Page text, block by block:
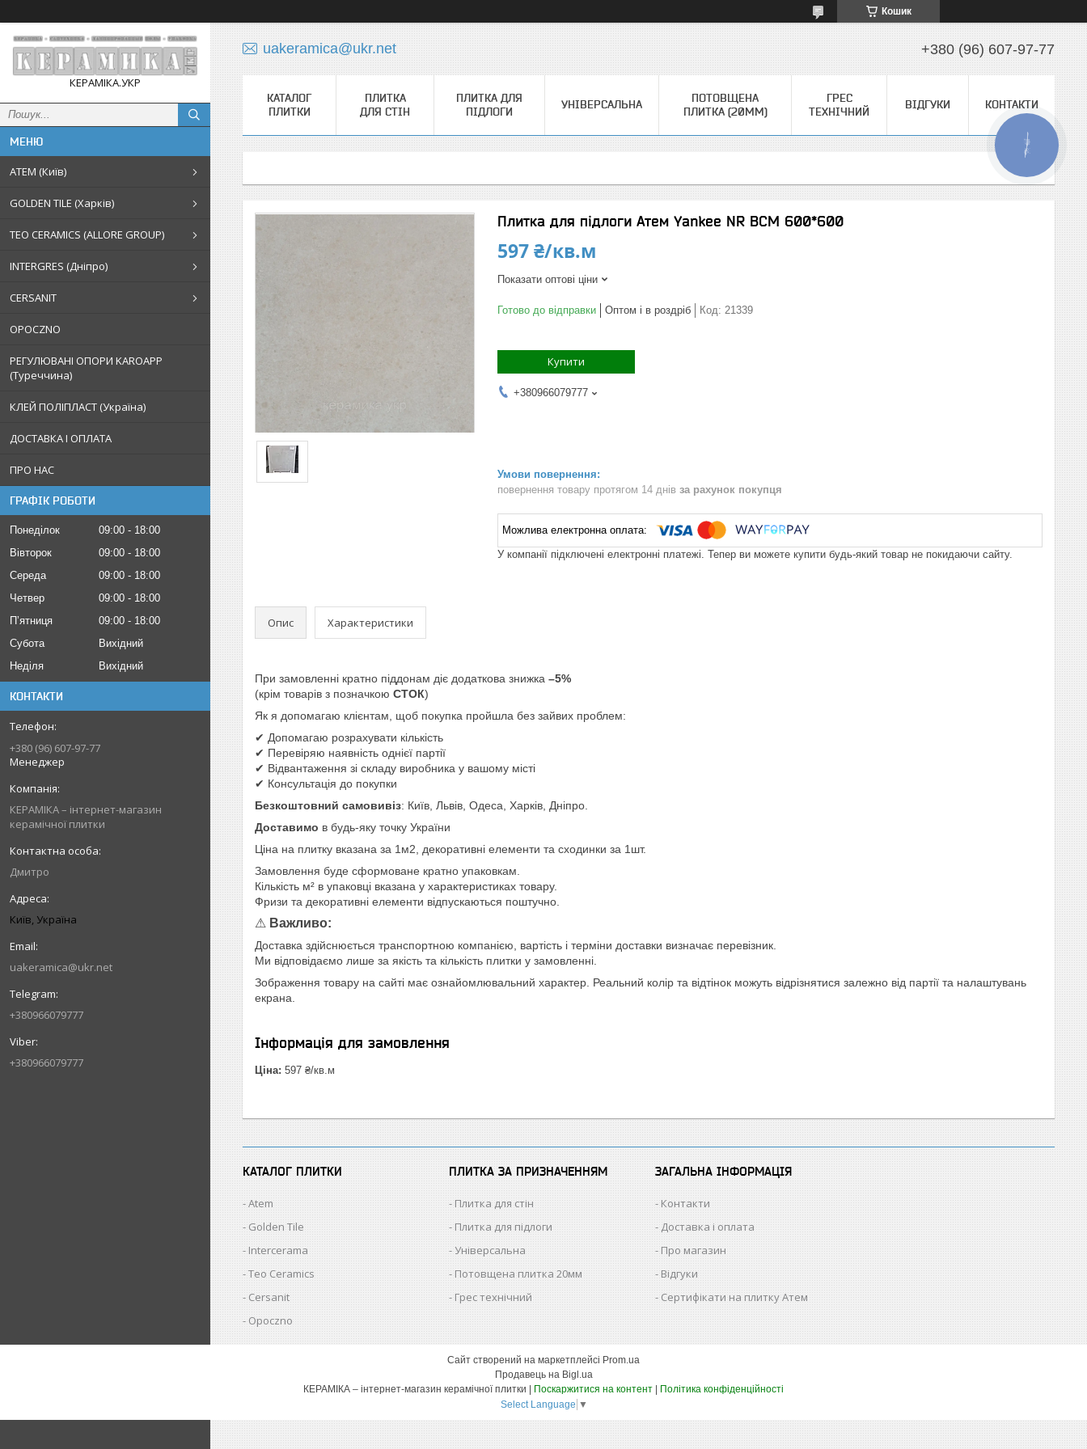
Кошик
КЕРАМІКА.УКР
АТЕМ (Київ)
GOLDEN TILE (Харків)
TEO CERAMICS (ALLORE GROUP)
INTERGRES (Дніпро)
CERSANIT
OPOCZNO
РЕГУЛЮВАНІ ОПОРИ KAROAPP
(Туреччина)
КЛЕЙ ПОЛІПЛАСТ (Україна)
ДОСТАВКА І ОПЛАТА
ПРО НАС
ГРАФІК РОБОТИ
Понеділок 09:00
18:00
Вівторок
09:00
18:00
Середа
09:00
18:00
Четвер
09:00
18:00
Пʼятниця
09:00
18:00
Субота
Вихідний
Неділя
Вихідний
КОНТАКТИ
+380 (96) 607-97-77
Менеджер
КЕРАМІКА – інтернет-магазин
керамічної плитки
Дмитро
Київ, Україна
uakeramica@ukr.net
+380966079777
+380966079777
uakeramica@ukr.net +380 (96) 607-97-77
КАТАЛОГ
ПЛИТКИ
ПЛИТКА
ДЛЯ СТІН
ПЛИТКА ДЛЯ
ПІДЛОГИ
УНІВЕРСАЛЬНА
ПОТОВЩЕНА
ПЛИТКА (20ММ)
ГРЕС
ТЕХНІЧНИЙ
ВІДГУКИ КОНТАКТИ
Плитка для підлоги Атем Yankee NR BCM 600*600
597 ₴/кв.м
Показати оптові ціни
Готово до відправки Оптом і в роздріб Код: 21339
Купити
+380966079777
повернення товару протягом 14 днів за рахунок покупця
У компанії підключені електронні платежі. Тепер ви можете купити будь-який товар не покидаючи сайту.
Опис Характеристики
При замовленні кратно піддонам діє додаткова знижка –5%
(крім товарів з позначкою СТОК)
Як я допомагаю клієнтам, щоб покупка пройшла без зайвих проблем:
✔ Допомагаю розрахувати кількість
✔ Перевіряю наявність однієї партії
✔ Відвантаження зі складу виробника у вашому місті
✔ Консультація до покупки
Безкоштовний самовивіз: Київ, Львів, Одеса, Харків, Дніпро.
Доставимо в будь-яку точку України
Ціна на плитку вказана за 1м2, декоративні елементи та сходинки за 1шт.
Замовлення буде сформоване кратно упаковкам.
Кількість м² в упаковці вказана у характеристиках товару.
Фризи та декоративні елементи відпускаються поштучно.
⚠ Важливо:
Доставка здійснюється транспортною компанією, вартість і терміни доставки визначає перевізник.
Ми відповідаємо лише за якість та кількість плитки у замовленні.
Зображення товару на сайті має ознайомлювальний характер. Реальний колір та відтінок можуть відрізнятися залежно від партії та налаштувань
екрана.
Інформація для замовлення
Ціна: 597 ₴/кв.м
КАТАЛОГ ПЛИТКИ
Atem
Golden Tile
Intercerama
Teo Ceramics
Cersanit
Opoczno
ПЛИТКА ЗА ПРИЗНАЧЕННЯМ
Плитка для стін
Плитка для підлоги
Універсальна
Потовщена плитка 20мм
Грес технічний
ЗАГАЛЬНА ІНФОРМАЦІЯ
Контакти
Доставка і оплата
Про магазин
Відгуки
Сертифікати на плитку Атем
Сайт створений на маркетплейсі Prom.ua
Продавець на Bigl.ua
Поскаржитися на контент
Політика конфіденційності
Select Language ▼
КНОПКА
ЗВ'ЯЗКУ